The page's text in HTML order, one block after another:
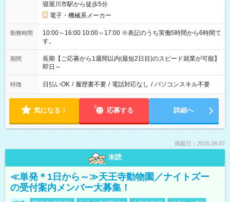
寝屋川市駅から徒歩5分
電子・機械系メーカー
勤務時間
10:00～16:00 10:00～17:00 ※表記のうち実働5時間から6時間で
す。
期間
長期【ご応募から1週間以内(最短2日目)のスピード就業が可能】
即日～
特徴 日払いOK / 履歴書不要 / 電話対応なし / パソコンスキル不要
気になる！ 応募する 詳細へ
掲載日：2026.08.07
未読
≪単発＊1日から～≫天王寺動物園／ナイトズー
の受付案内メンバー大募集！